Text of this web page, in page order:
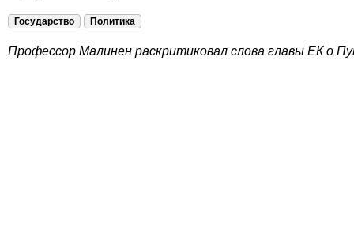
Государство Политика
Профессор Малинен раскритиковал слова главы ЕК о